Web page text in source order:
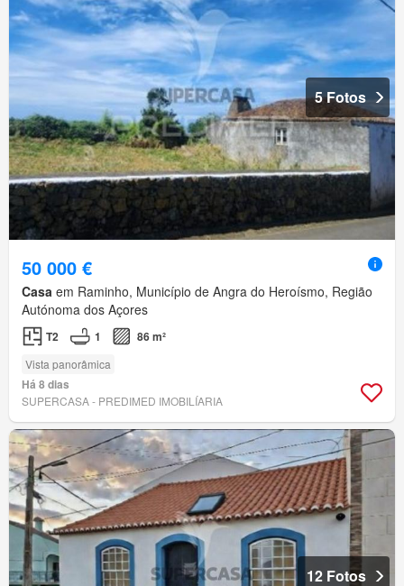
5 Fotos
50 000 €
Casa em Raminho, Município de Angra do Heroísmo, Região
Autónoma dos Açores
T2 1 86 m²
Vista panorâmica
Há 8 dias
SUPERCASA - PREDIMED IMOBILÍARIA
12 Fotos